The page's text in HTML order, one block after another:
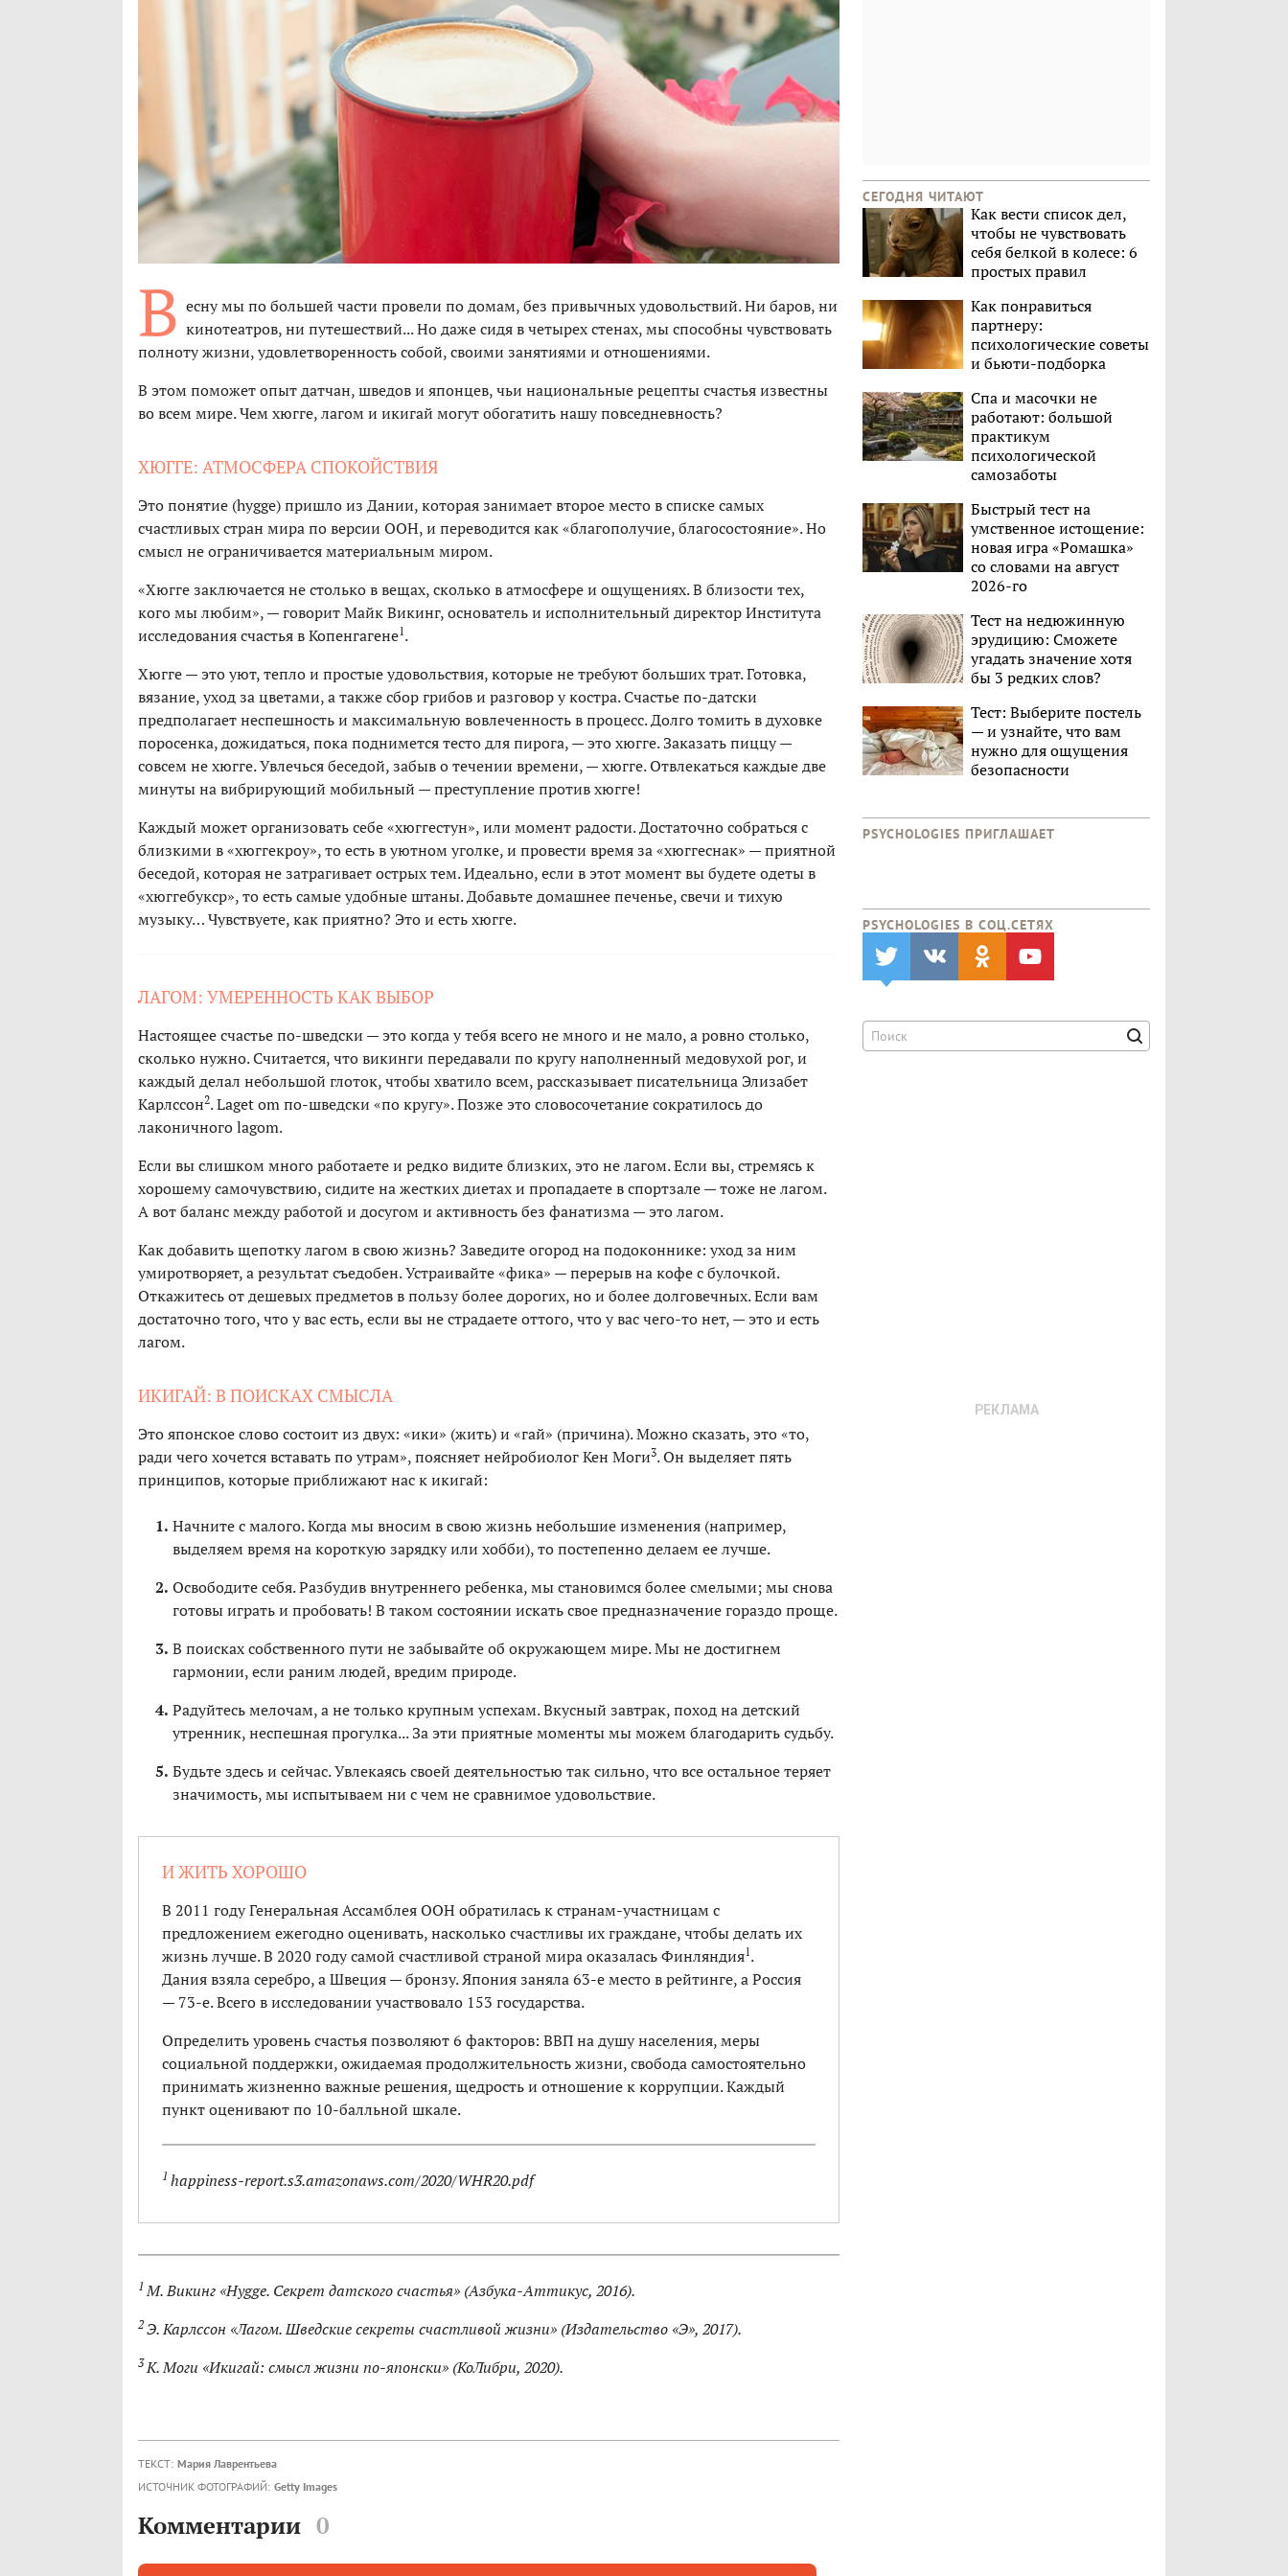
В есну мы по большей части провели по домам, без привычных удовольствий. Ни баров, ни
кинотеатров, ни путешествий... Но даже сидя в четырех стенах, мы способны чувствовать
полноту жизни, удовлетворенность собой, своими занятиями и отношениями.
В этом поможет опыт датчан, шведов и японцев, чьи национальные рецепты счастья известны
во всем мире. Чем хюгге, лагом и икигай могут обогатить нашу повседневность?
ХЮГГЕ: АТМОСФЕРА СПОКОЙСТВИЯ
Это понятие (hygge) пришло из Дании, которая занимает второе место в списке самых
счастливых стран мира по версии ООН, и переводится как «благополучие, благосостояние». Но
смысл не ограничивается материальным миром.
«Хюгге заключается не столько в вещах, сколько в атмосфере и ощущениях. В близости тех,
кого мы любим», — говорит Майк Викинг, основатель и исполнительный директор Института
исследования счастья в Копенгагене1.
Хюгге — это уют, тепло и простые удовольствия, которые не требуют больших трат. Готовка,
вязание, уход за цветами, а также сбор грибов и разговор у костра. Счастье по-датски
предполагает неспешность и максимальную вовлеченность в процесс. Долго томить в духовке
поросенка, дожидаться, пока поднимется тесто для пирога, — это хюгге. Заказать пиццу —
совсем не хюгге. Увлечься беседой, забыв о течении времени, — хюгге. Отвлекаться каждые две
минуты на вибрирующий мобильный — преступление против хюгге!
Каждый может организовать себе «хюггестун», или момент радости. Достаточно собраться с
близкими в «хюггекроу», то есть в уютном уголке, и провести время за «хюггеснак» — приятной
беседой, которая не затрагивает острых тем. Идеально, если в этот момент вы будете одеты в
«хюггебукср», то есть самые удобные штаны. Добавьте домашнее печенье, свечи и тихую
музыку… Чувствуете, как приятно? Это и есть хюгге.
ЛАГОМ: УМЕРЕННОСТЬ КАК ВЫБОР
Настоящее счастье по-шведски — это когда у тебя всего не много и не мало, а ровно столько,
сколько нужно. Считается, что викинги передавали по кругу наполненный медовухой рог, и
каждый делал небольшой глоток, чтобы хватило всем, рассказывает писательница Элизабет
Карл­ссон2. Laget om по-шведски «по кругу». Позже это словосочетание сократилось до
лаконичного lagom.
Если вы слишком много работаете и редко видите близких, это не лагом. Если вы, стремясь к
хорошему самочувствию, сидите на жестких диетах и пропадаете в спортзале — тоже не лагом.
А вот баланс между работой и досугом и активность без фанатизма — это лагом.
Как добавить щепотку лагом в свою жизнь? Заведите огород на подоконнике: уход за ним
умиротворяет, а результат съедобен. Устраивайте «фика» — перерыв на кофе с булочкой.
Откажитесь от дешевых предметов в пользу более дорогих, но и более долговечных. Если вам
достаточно того, что у вас есть, если вы не страдаете оттого, что у вас чего-то нет, — это и есть
лагом.
ИКИГАЙ: В ПОИСКАХ СМЫСЛА
Это японское слово состоит из двух: «ики» (жить) и «гай» (причина). Можно сказать, это «то,
ради чего хочется вставать по утрам», поясняет нейробиолог Кен Моги3. Он выделяет пять
принципов, которые приближают нас к икигай:
Начните с малого. Когда мы вносим в свою жизнь небольшие изменения (например,
выделяем время на короткую зарядку или хобби), то постепенно делаем ее лучше.
Освободите себя. Разбудив внутреннего ребенка, мы становимся более смелыми; мы снова
готовы играть и пробовать! В таком состоянии искать свое предназначение гораздо проще.
В поисках собственного пути не забывайте об окружающем мире. Мы не достигнем
гармонии, если раним людей, вредим природе.
Радуйтесь мелочам, а не только крупным успехам. Вкусный завтрак, поход на детский
утренник, неспешная прогулка... За эти приятные моменты мы можем благодарить судьбу.
Будьте здесь и сейчас. Увлекаясь своей деятельностью так сильно, что все остальное теряет
значимость, мы испытываем ни с чем не сравнимое удовольствие.
И ЖИТЬ ХОРОШО
В 2011 году Генеральная Ассамблея ООН обратилась к странам-участницам с
предложением ежегодно оценивать, насколько счастливы их граждане, чтобы делать их
жизнь лучше. В 2020 году самой счастливой страной мира оказалась Финляндия1.
Дания взяла серебро, а Швеция — бронзу. Япония заняла 63-е место в рейтинге, а Россия
— 73-е. Всего в исследовании участвовало 153 государства.
Определить уровень счастья позволяют 6 факторов: ВВП на душу населения, меры
социальной поддержки, ожидаемая продолжительность жизни, свобода самостоятельно
принимать жизненно важные решения, щедрость и отношение к коррупции. Каждый
пункт оценивают по 10-балльной шкале.
1 happiness-report.s3.amazonaws.com/2020/WHR20.pdf
1 М. Викинг «Hygge. Секрет датского счастья» (Азбука-Аттикус, 2016).
2 Э. Карлссон «Лагом. Шведские секреты счастливой жизни» (Издательство «Э», 2017).
3К. Моги «Икигай: смысл жизни по-японски» (КоЛибри, 2020).
ТЕКСТ: Мария Лаврентьева
ИСТОЧНИК ФОТОГРАФИЙ: Getty Images
Комментарии 0
СЕГОДНЯ ЧИТАЮТ
Как вести список дел,
чтобы не чувствовать
себя белкой в колесе: 6
простых правил
Как понравиться
партнеру:
психологические советы
и бьюти-подборка
Спа и масочки не
работают: большой
практикум
психологической
самозаботы
Быстрый тест на
умственное истощение:
новая игра «Ромашка»
со словами на август
2026-го
Тест на недюжинную
эрудицию: Сможете
угадать значение хотя
бы 3 редких слов?
Тест: Выберите постель
— и узнайте, что вам
нужно для ощущения
безопасности
PSYCHOLOGIES ПРИГЛАШАЕТ
PSYCHOLOGIES В CОЦ.СЕТЯХ